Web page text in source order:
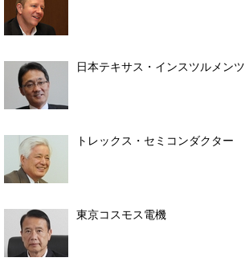
日本テキサス・インスツルメンツ
トレックス・セミコンダクター
東京コスモス電機